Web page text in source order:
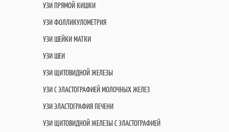
УЗИ ПРЯМОЙ КИШКИ
УЗИ ФОЛЛИКУЛОМЕТРИЯ
УЗИ ШЕЙКИ МАТКИ
УЗИ ШЕИ
УЗИ ЩИТОВИДНОЙ ЖЕЛЕЗЫ
УЗИ С ЭЛАСТОГРАФИЕЙ МОЛОЧНЫХ ЖЕЛЕЗ
УЗИ ЭЛАСТОГРАФИЯ ПЕЧЕНИ
УЗИ ЩИТОВИДНОЙ ЖЕЛЕЗЫ С ЭЛАСТОГРАФИЕЙ